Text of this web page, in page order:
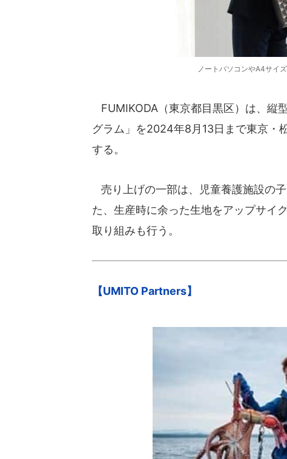
ノートパソコンやA4サイ
FUMIKODA（東京都目黒区）は、縦
グラム」を2024年8月13日まで東京・
する。
売り上げの一部は、児童養護施設の
た、生産時に余った生地をアップサイ
取り組みも行う。
【UMITO Partners】